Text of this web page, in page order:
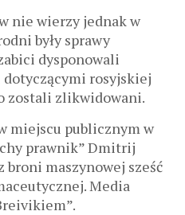
nie wierzy jednak w
były sprawy
dysponowali
rosyjskiej
zostali zlikwidowani.
miejscu publicznym w
prawnik” Dmitrij
broni maszynowej sześć
Media